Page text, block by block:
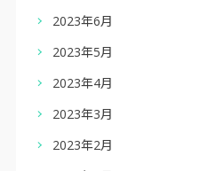
2023年6月
2023年5月
2023年4月
2023年3月
2023年2月